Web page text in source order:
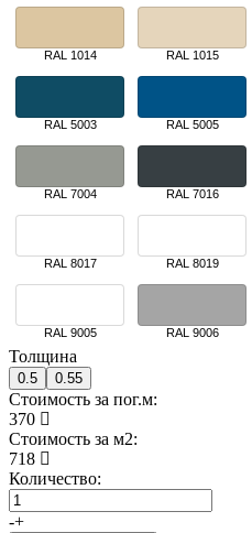
RAL 1014 RAL 1015
RAL 5003 RAL 5005
RAL 7004 RAL 7016
RAL 8017 RAL 8019
RAL 9005 RAL 9006
Толщина
0.5 0.55
Стоимость за пог.м:
370
Стоимость за м2:
718
Количество:
-+